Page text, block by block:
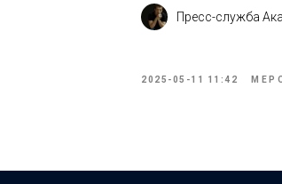
Пресс-служба
2025-05-11 11:42